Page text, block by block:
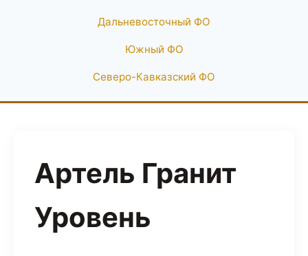
Дальневосточный ФО
Южный ФО
Северо-Кавказский ФО
Артель Гранит
Уровень